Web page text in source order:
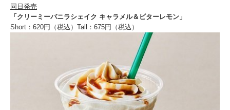
同日発売
「クリーミーバニラシェイク キャラメル＆ビターレモン」
Short：620円（税込）Tall：675円（税込）